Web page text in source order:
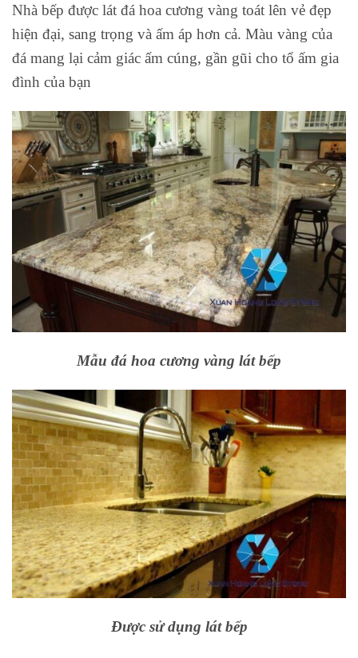
Nhà bếp được lát đá hoa cương vàng toát lên vẻ đẹp
hiện đại, sang trọng và ấm áp hơn cả. Màu vàng của
đá mang lại cảm giác ấm cúng, gần gũi cho tổ ấm gia
đình của bạn
Mẫu đá hoa cương vàng lát bếp
Được sử dụng lát bếp